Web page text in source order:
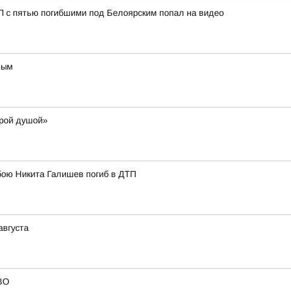
пятью погибшими под Белоярским попал на видео
душой»
Никита Галишев погиб в ДТП